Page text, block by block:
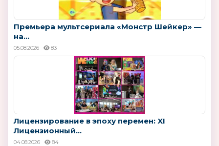
Премьера мультсериала «Монстр Шейкер» —
на...
05.08.2026 83
Лицензирование в эпоху перемен: XI
Лицензионный...
04.08.2026 84